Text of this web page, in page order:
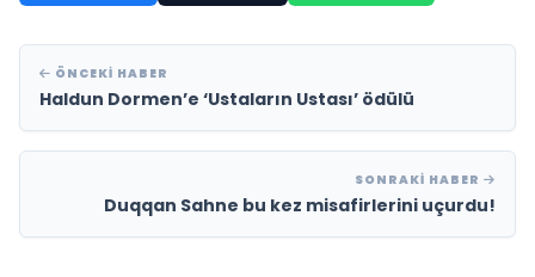
ÖNCEKI HABER
Haldun Dormen’e ‘Ustaların Ustası’ ödülü
SONRAKI HABER
Duqqan Sahne bu kez misafirlerini uçurdu!